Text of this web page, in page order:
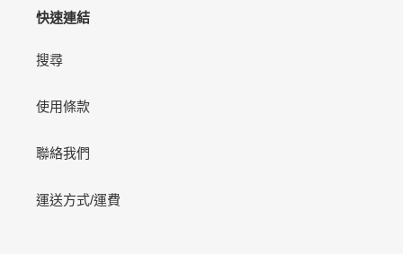
快速連結
搜尋
使用條款
聯絡我們
運送方式/運費